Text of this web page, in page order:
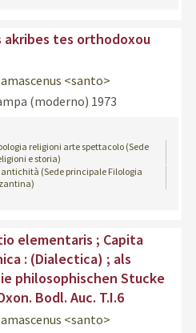
akribes tes orthodoxou
<santo>
(moderno) 1973
religioni arte spettacolo (Sede
e storia)
(Sede principale Filologia
elementaris ; Capita
: (Dialectica) ; als
philosophischen Stucke
Bodl. Auc. T.I.6
<santo>